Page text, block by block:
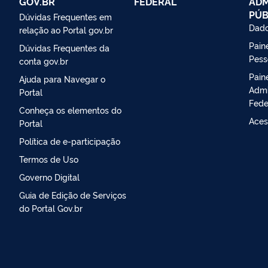
Dúvidas Frequentes em
relação ao Portal gov.br
Dúvidas Frequentes da
conta gov.br
Ajuda para Navegar o
Portal
Conheça os elementos do
Portal
Política de e-participação
Termos de Uso
Governo Digital
Guia de Edição de Serviços
do Portal Gov.br